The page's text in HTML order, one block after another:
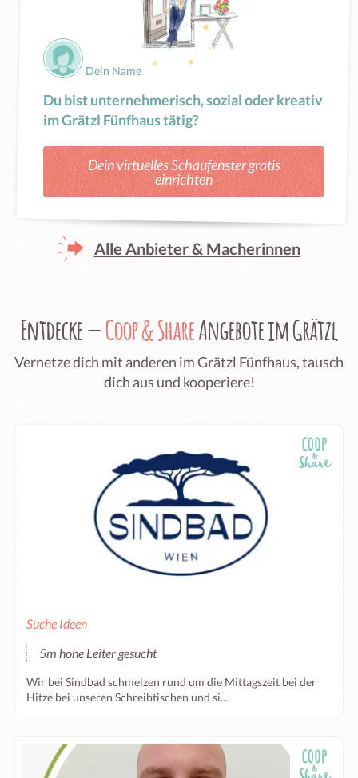
Dein Name
Du bist unternehmerisch, sozial oder kreativ
im Grätzl Fünfhaus tätig?
Dein virtuelles Schaufenster gratis
einrichten
Alle Anbieter & Macherinnen
Entdecke —Coop & ShareAngebote im Grätzl
Vernetze dich mit anderen im Grätzl Fünfhaus, tausch
dich aus und kooperiere!
Suche Ideen
5m hohe Leiter gesucht
Wir bei Sindbad schmelzen rund um die Mittagszeit bei der
Hitze bei unseren Schreibtischen und si...